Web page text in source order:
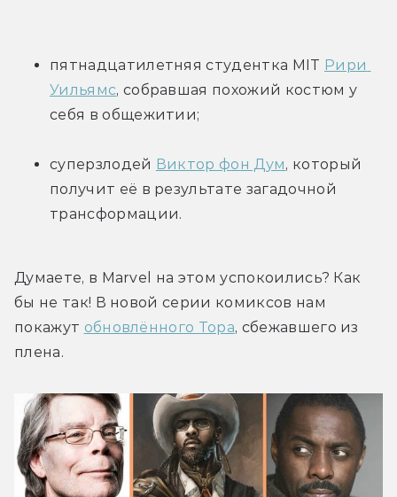
пятнадцатилетняя студентка MIT Рири
Уильямс, собравшая похожий костюм у
себя в общежитии;
суперзлодей Виктор фон Дум, который
получит её в результате загадочной
трансформации.
Думаете, в Marvel на этом успокоились? Как
бы не так! В новой серии комиксов нам
покажут обновлённого Тора, сбежавшего из
плена.